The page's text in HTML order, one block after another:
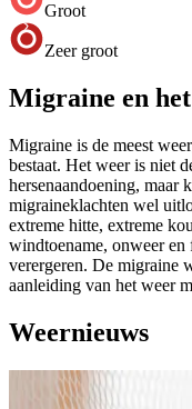
Groot
Zeer groot
Migraine en
Migraine is de meest
bestaat. Het weer is niet
hersenaandoening, maar
migraineklachten wel
extreme hitte, extreme
windtoename, onweer
verergeren. De migraine
aanleiding van het weer
Weernieuws